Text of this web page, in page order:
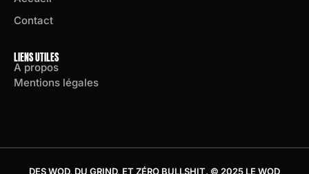
Contact
LIENS UTILES
A propos
Mentions légales
DES WOD, DU GRIND, ET ZÉRO BULLSHIT. © 2025 LE WOD